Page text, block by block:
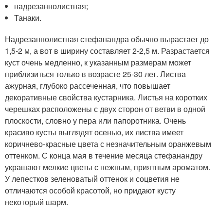
надрезаннолистная;
Танаки.
Надрезаннолистная стефанандра обычно вырастает до
1,5-2 м, а вот в ширину составляет 2-2,5 м. Разрастается
куст очень медленно, к указанным размерам может
приблизиться только в возрасте 25-30 лет. Листва
ажурная, глубоко рассеченная, что повышает
декоративные свойства кустарника. Листья на коротких
черешках расположены с двух сторон от ветви в одной
плоскости, словно у пера или папоротника. Очень
красиво кусты выглядят осенью, их листва имеет
коричнево-красные цвета с незначительным оранжевым
оттенком. С конца мая в течение месяца стефанандру
украшают мелкие цветы с нежным, приятным ароматом.
У лепестков зеленоватый оттенок и соцветия не
отличаются особой красотой, но придают кусту
некоторый шарм.